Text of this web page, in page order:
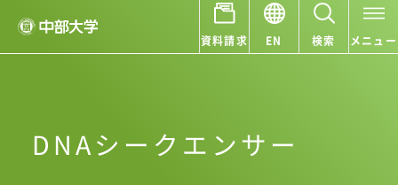
資料請求 EN 検索 メニュー
DNAシークエンサー